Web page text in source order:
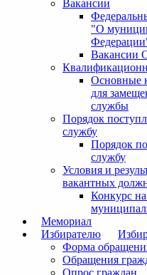
Вакансии
"О
Вакансии
Основные
для
службы
Порядок
службу
Порядок
службу
Условия и
вакантных
Конкурс
Мемориал
Избирателю
Форма
Обращения
Опрос граждан